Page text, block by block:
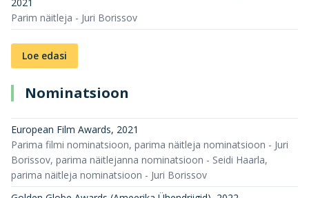
Parim näitleja - Juri Borissov
Loe edasi
Nominatsioon
European Film Awards, 2021
Parima filmi nominatsioon, parima näitleja nominatsioon - Juri
Borissov, parima näitlejanna nominatsioon - Seidi Haarla,
parima näitleja nominatsioon - Juri Borissov